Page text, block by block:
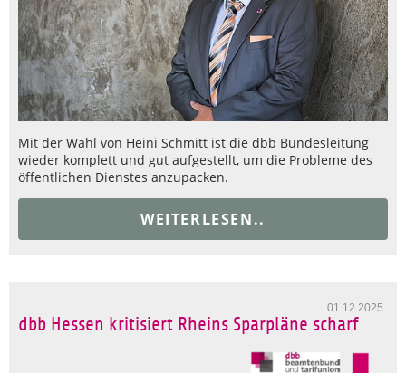
Mit der Wahl von Heini Schmitt ist die dbb Bundesleitung
wieder komplett und gut aufgestellt, um die Probleme des
öffentlichen Dienstes anzupacken.
WEITERLESEN..
01.12.2025
dbb Hessen kritisiert Rheins Sparpläne scharf